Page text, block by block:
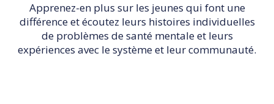
Apprenez-en plus sur les jeunes qui font une
différence et écoutez leurs histoires individuelles
de problèmes de santé mentale et leurs
expériences avec le système et leur communauté.